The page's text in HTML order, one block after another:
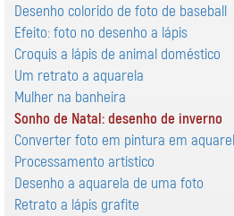
Desenho colorido de foto de baseball
Efeito: foto no desenho a lápis
Croquis a lápis de animal doméstico
Um retrato a aquarela
Mulher na banheira
Sonho de Natal: desenho de inverno
Converter foto em pintura em
Processamento artistico
Desenho a aquarela de uma foto
Retrato a lápis grafite